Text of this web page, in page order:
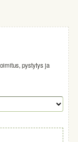
pystytys ja